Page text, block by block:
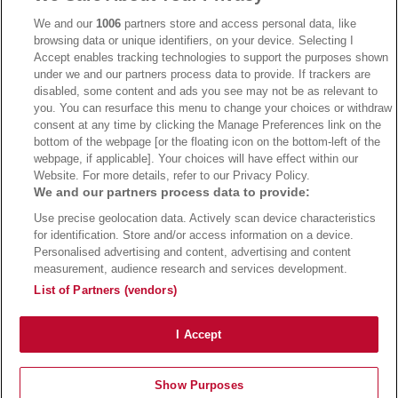
→Bwin Bonus →Bwin besuchen
Alle Anbieter auf dieser Webseite sind offiziell in Deutschland
Bundesligatrend Fussball Bundesliga Tipps
Verantwortung!
We and our1006 partners store and access personal data, like
browsing data or unique identifiers, on your device. Selecting I
Accept enables tracking technologies to support the purposes shown
under we and our partners process data to provide. If trackers are
disabled, some content and ads you see may not be as relevant to
you. You can resurface this menu to change your choices or withdraw
consent at any time by clicking the Manage Preferences link on the
bottom of the webpage [or the floating icon on the bottom-left of the
webpage, if applicable]. Your choices will have effect within our
Website. For more details, refer to our Privacy Policy.
We and our partners process data to provide:
Use precise geolocation data. Actively scan device characteristics
for identification. Store and/or access information on a device.
Personalised advertising and content, advertising and content
measurement, audience research and services development.
List of Partners (vendors)
I Accept
Show Purposes